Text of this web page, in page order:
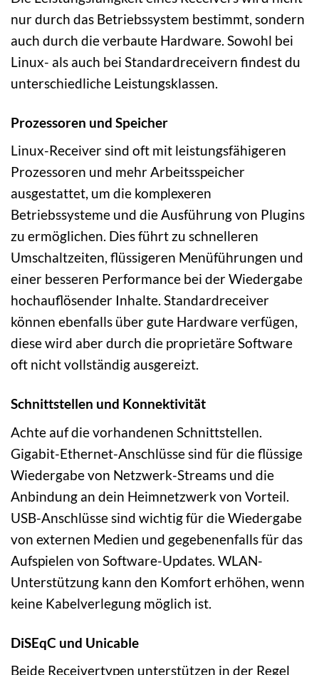
nur durch das Betriebssystem bestimmt, sondern
auch durch die verbaute Hardware. Sowohl bei
Linux- als auch bei Standardreceivern findest du
unterschiedliche Leistungsklassen.
Prozessoren und Speicher
Linux-Receiver sind oft mit leistungsfähigeren
Prozessoren und mehr Arbeitsspeicher
ausgestattet, um die komplexeren
Betriebssysteme und die Ausführung von Plugins
zu ermöglichen. Dies führt zu schnelleren
Umschaltzeiten, flüssigeren Menüführungen und
einer besseren Performance bei der Wiedergabe
hochauflösender Inhalte. Standardreceiver
können ebenfalls über gute Hardware verfügen,
diese wird aber durch die proprietäre Software
oft nicht vollständig ausgereizt.
Schnittstellen und Konnektivität
Achte auf die vorhandenen Schnittstellen.
Gigabit-Ethernet-Anschlüsse sind für die flüssige
Wiedergabe von Netzwerk-Streams und die
Anbindung an dein Heimnetzwerk von Vorteil.
USB-Anschlüsse sind wichtig für die Wiedergabe
von externen Medien und gegebenenfalls für das
Aufspielen von Software-Updates. WLAN-
Unterstützung kann den Komfort erhöhen, wenn
keine Kabelverlegung möglich ist.
DiSEqC und Unicable
Beide Receivertypen unterstützen in der Regel